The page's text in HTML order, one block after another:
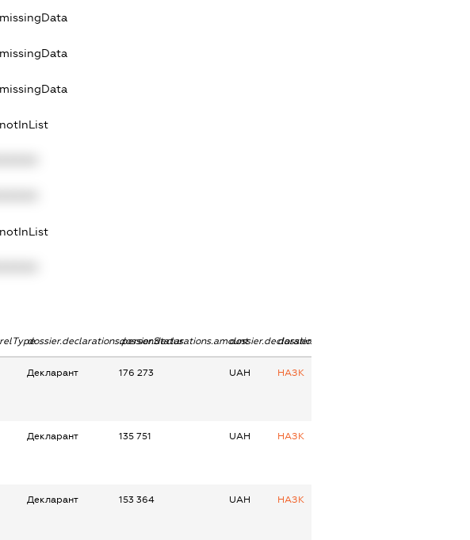
dossier.declarations.personStatusdossier.declarations.amountdossier.declarations.currency
dossier.declarations.source
Декларант 176 273 UAH НАЗК
Декларант 135 751 UAH НАЗК
Декларант 153 364 UAH НАЗК